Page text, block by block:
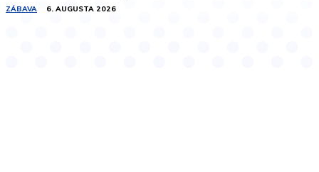
ZÁBAVA 6. AUGUSTA 2026